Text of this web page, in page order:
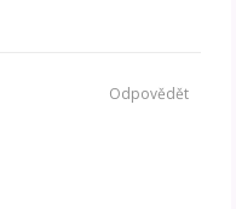
Odpovědět